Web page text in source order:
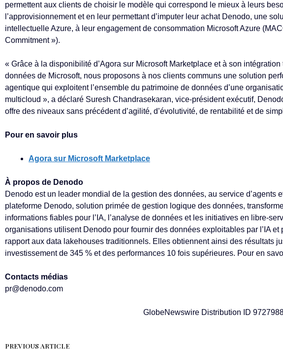
permettent aux clients de choisir le modèle qui correspond le mieux à leurs
l’approvisionnement et en leur permettant d’imputer leur achat Denodo, une
intellectuelle Azure, à leur engagement de consommation Microsoft Azure
Commitment »).
« Grâce à la disponibilité d’Agora sur Microsoft Marketplace et à son
données de Microsoft, nous proposons à nos clients communs une solution
agentique qui exploitent l’ensemble du patrimoine de données d’une
multicloud », a déclaré Suresh Chandrasekaran, vice-président exécutif,
offre des niveaux sans précédent d’agilité, d’évolutivité, de rentabilité et de
Pour en savoir plus
Agora sur Microsoft Marketplace
À propos de Denodo
Denodo est un leader mondial de la gestion des données, au service d’agents
plateforme Denodo, solution primée de gestion logique des données,
informations fiables pour l’IA, l’analyse de données et les initiatives en libre-
organisations utilisent Denodo pour fournir des données exploitables par l’IA et
rapport aux data lakehouses traditionnels. Elles obtiennent ainsi des résultats
investissement de 345 % et des performances 10 fois supérieures. Pour en
Contacts médias
pr@denodo.com
GlobeNewswire Distribution ID
PREVIOUS ARTICLE